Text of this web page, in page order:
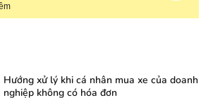
Hướng xử lý khi cá nhân mua xe của doanh
nghiệp không có hóa đơn